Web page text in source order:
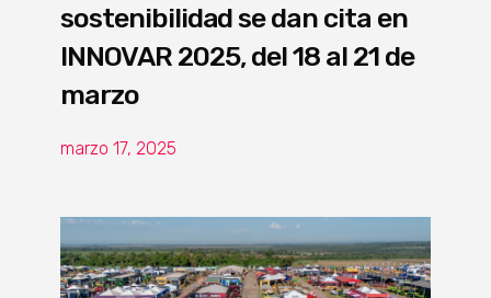
sostenibilidad se dan cita en
INNOVAR 2025, del 18 al 21 de
marzo
marzo 17, 2025